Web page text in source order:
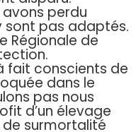
perdu
sont pas adaptés.
Régionale de
fait conscients de
dans le
pas nous
d’un élevage
surmortalité